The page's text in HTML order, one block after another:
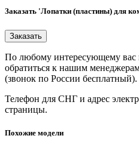
Заказать 'Лопатки (пластины) для
По любому интересующему вас
обратиться к нашим
(звонок по России бесплатный).
Телефон для СНГ и адрес
страницы.
Похожие модели